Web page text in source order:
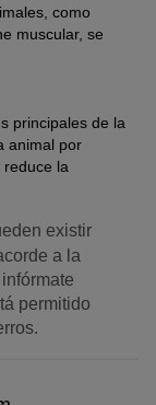
como
muscular, se
principales de la
animal por
la
existir
a la
permitido